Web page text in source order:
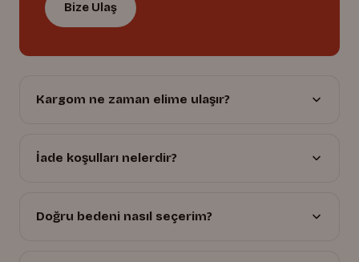
Bize Ulaş
Kargom ne zaman elime ulaşır?
İade koşulları nelerdir?
Doğru bedeni nasıl seçerim?